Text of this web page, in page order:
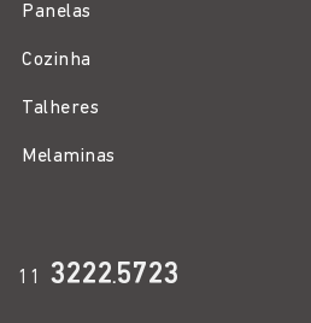
Panelas
Cozinha
Talheres
Melaminas
11 3222.5723